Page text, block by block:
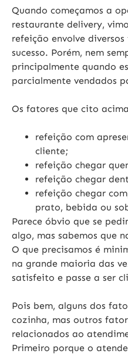
Quando começamos a
restaurante delivery,
refeição envolve
sucesso. Porém, nem
principalmente quando
parcialmente vendados
Os fatores que cito
refeição com
cliente;
refeição chegar
refeição chegar
refeição chegar
prato, bebida ou
Parece óbvio que se
algo, mas sabemos que
O que precisamos é
na grande maioria das
satisfeito e passe a ser
Pois bem, alguns dos
cozinha, mas outros
relacionados ao
Primeiro porque o